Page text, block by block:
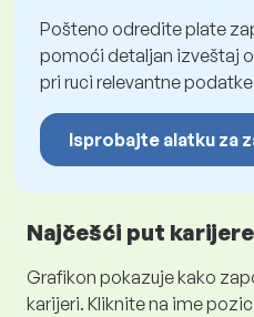
Pošteno odredite plate
pomoći detaljan izveštaj
pri ruci relevantne
Isprobajte alatku za
Najčešći put
Grafikon pokazuje kako
karijeri. Kliknite na ime